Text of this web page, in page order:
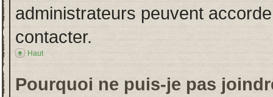
administrateurs peuvent
contacter.
Haut
Pourquoi ne puis-je pas